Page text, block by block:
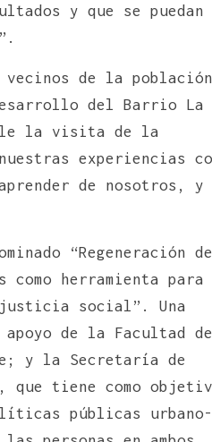
y que se puedan
vecinos de la
del Barrio La
la visita de la
experiencias
de nosotros, y
“Regeneración de
herramienta para
social”. Una
de la Facultad de
y la Secretaría de
tiene como
públicas urbano-